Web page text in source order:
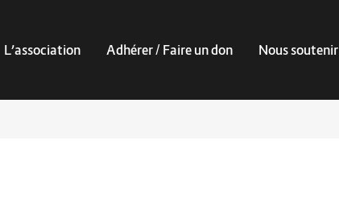
L’association Adhérer / Faire un don Nous soutenir